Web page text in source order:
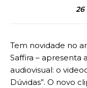
26
Tem novidade no
Saffira – apresenta
audiovisual: o
Dúvidas”. O novo